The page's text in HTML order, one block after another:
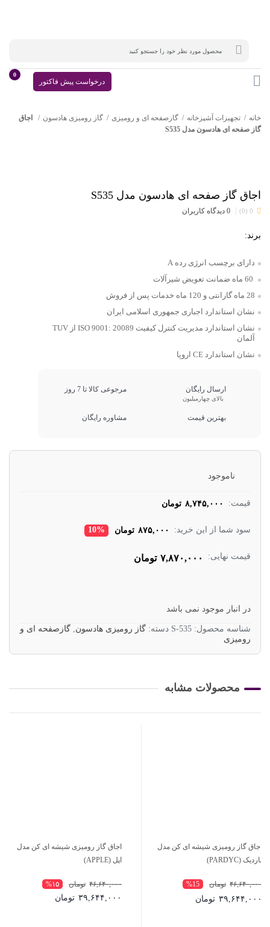
0
درخواست پیش فاکتور
خانه تجهیزات آشپزخانه گازصفحه ای و رومیزی گاز رومیزی هادسون
اجاق
گاز صفحه ای هادسون مدل S535
اجاق گاز صفحه ای هادسون مدل S535
0 (0) 0 دیدگاه کاربران
برند:
دارای برچسب انرژی رده A
28 ماه گارانتی و 120 ماه خدمات پس از فروش
نشان استاندارد اجباری جمهوری اسلامی ایران
نشان استاندارد مدیریت کنترل کیفیت ISO 9001: 20089 از TUV
آلمان
نشان استاندارد CE اروپا
ارسال رایگان
بالای چهارمیلیون
مرجوعی کالا تا 7 روز
بهترین قیمت مشاوره رایگان
ناموجود
قیمت: ۸,۷۴۵,۰۰۰ تومان
سود شما از این خرید: ۸۷۵,۰۰۰ تومان 10%
قیمت نهایی: ۷,۸۷۰,۰۰۰ تومان
در انبار موجود نمی باشد
شناسه محصول: S-535 دسته: گاز رومیزی هادسون, گازصفحه ای و
رومیزی
محصولات مشابه
اجاق گاز رومیزی شیشه ای کن مدل
پاردیک (PARDYC)
%15 ۴۶,۶۴۰,۰۰۰ تومان
۳۹,۶۴۴,۰۰۰ تومان
اجاق گاز رومیزی شیشه ای کن مدل
اپل (APPLE)
%۱۵ ۴۶,۶۴۰,۰۰۰ تومان
۳۹,۶۴۴,۰۰۰ تومان